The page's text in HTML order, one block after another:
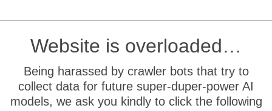
Website is overloaded…
Being harassed by crawler bots that try to
collect data for future super-duper-power AI
models, we ask you kindly to click the following